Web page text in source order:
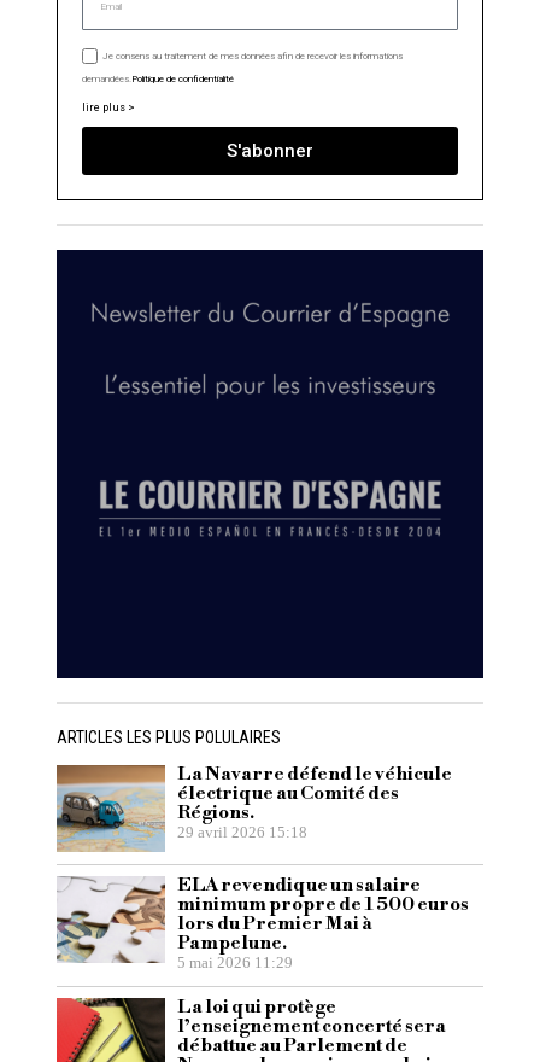
Je consens au traitement de mes données afin de recevoir les informations
demandées.Politique de confidentialité
lire plus >
S'abonner
ARTICLES LES PLUS POLULAIRES
La Navarre défend le véhicule
électrique au Comité des
Régions.
29 avril 2026 15:18
ELA revendique un salaire
minimum propre de 1 500 euros
lors du Premier Mai à
Pampelune.
5 mai 2026 11:29
La loi qui protège
l’enseignement concerté sera
débattue au Parlement de